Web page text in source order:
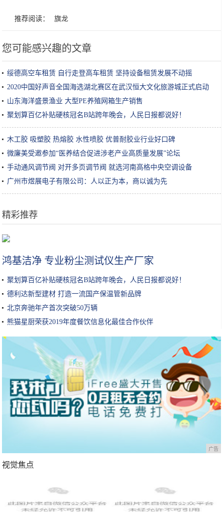
推荐阅读： 旗龙
您可能感兴趣的文章
绥德高空车租赁 自行走登高车租赁 坚持设备租赁发展不动摇
2020中国好声音全国海选湖北赛区在武汉恒大文化旅游城正式启动
山东海洋盛景渔业 大型PE养殖网箱生产销售
聚划算百亿补贴硬核冠名B站跨年晚会，人民日报都说好！
木工胶 吸塑胶 热熔胶 水性喷胶 优普耐胶业行业好口碑
微廉美受邀参加“医养结合促进涉老产业高质量发展”论坛
手动通风调节阀 对开多页调节阀 就选河南高格中央空调设备
广州市煜展电子有限公司：人以正为本，商以诚为先
精彩推荐
鸿基洁净 专业粉尘测试仪生产厂家
聚划算百亿补贴硬核冠名B站跨年晚会，人民日报都说好！
德利达新型建材 打造一流国产保温管新品牌
北京奔驰年产首次突破50万辆
熊猫星厨荣获2019年度餐饮信息化最佳合作伙伴
广告
视觉焦点